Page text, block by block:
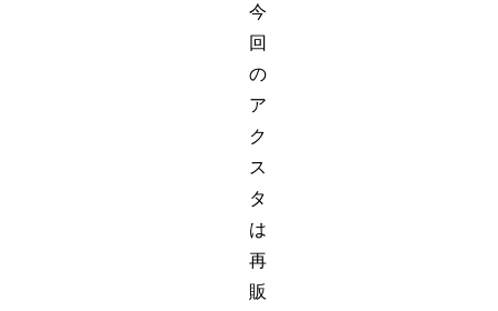
今
回
の
ア
ク
ス
タ
は
再
販